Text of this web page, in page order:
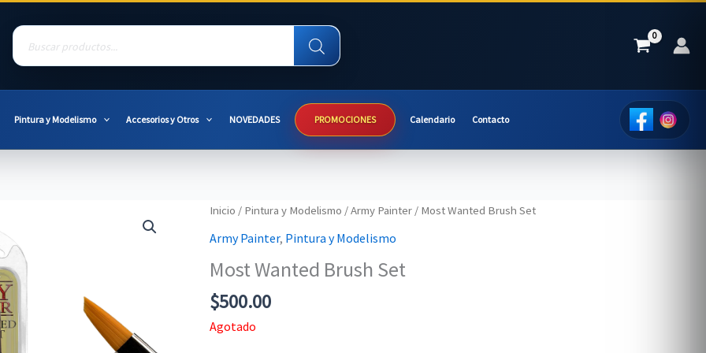
Products
search
Pintura y Modelismo Accesorios y Otros NOVEDADES PROMOCIONES Calendario Contacto
Inicio / Pintura y Modelismo /Army Painter/ Most Wanted Brush Set
Army Painter, Pintura y Modelismo
Most Wanted Brush Set
$500.00
Agotado